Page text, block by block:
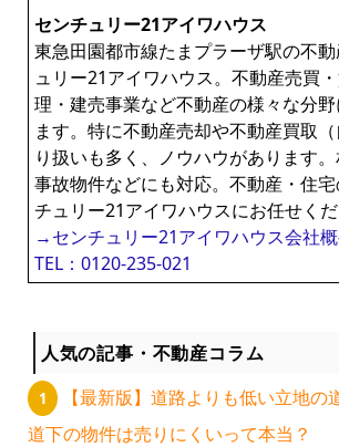
センチュリー21アイワハウス
東急田園都市線たまプラーザ駅の不
ュリー21アイワハウス。不動産売買
理・建売事業など不動産の様々な分
ます。特に不動産売却や不動産買取
り扱いも多く、ノウハウがあります。
事故物件などにも対応。不動産・住
チュリー21アイワハウスにお任せくだ
→センチュリー21アイワハウス会社
TEL：0120-235-021
人気の記事・不動産コラム
【最新版】道路よりも低い立地の
道下の物件は売りにくいって本当？